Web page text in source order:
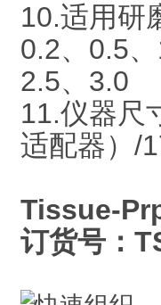
10.适用研
0.2、0.5
2.5、3.0
11.仪器尺
适配器）/
Tissue-
订货号：